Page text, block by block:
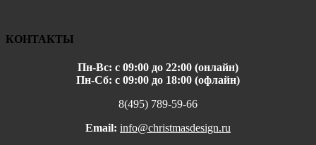
КОНТАКТЫ
Пн-Вс: с 09:00 до 22:00 (онлайн)
Пн-Сб: с 09:00 до 18:00 (офлайн)
8(495) 789-59-66
Email: info@christmasdesign.ru